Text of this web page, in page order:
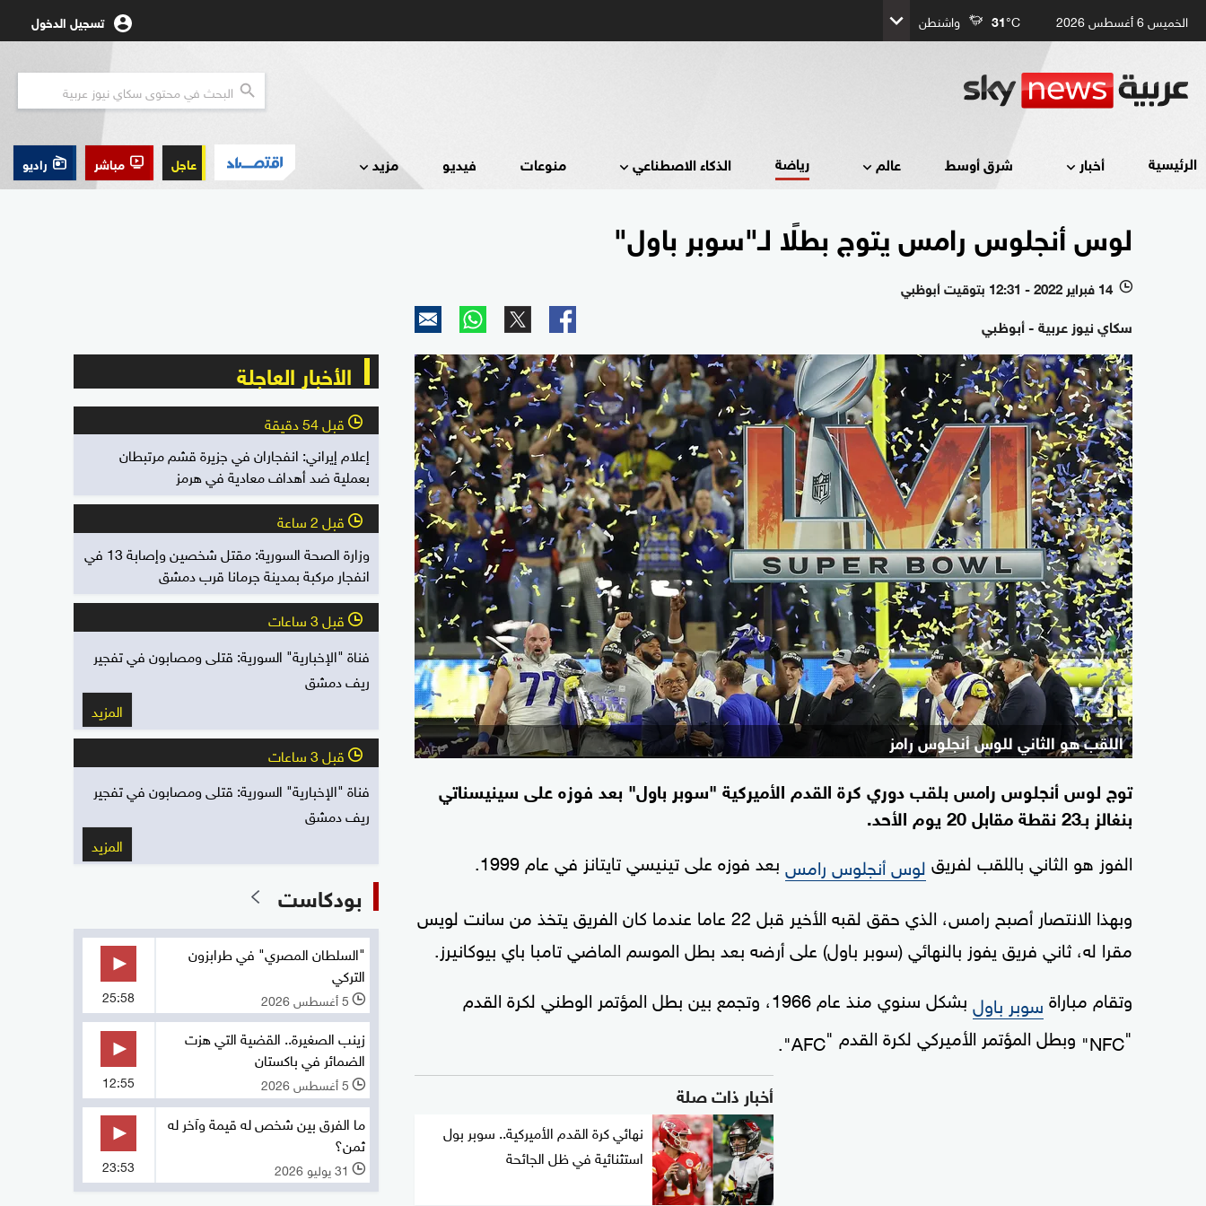
الخميس 6 أغسطس 2026 31°C واشنطن تسجيل الدخول
الرئيسية أخبار شرق أوسط عالم رياضة الذكاء الاصطناعي منوعات فيديو مزيد عاجل مباشر راديو
لوس أنجلوس رامس يتوج بطلًا لـ"سوبر باول"
l 14 فبراير 2022 - 12:31 بتوقيت أبوظبي
سكاي نيوز عربية - أبوظبي
اللقب هو الثاني للوس أنجلوس رامز
توج لوس أنجلوس رامس بلقب دوري كرة القدم الأميركية "سوبر باول" بعد فوزه على سينيسناتي
بنغالز بـ23 نقطة مقابل 20 يوم الأحد.
الفوز هو الثاني باللقب لفريق لوس أنجلوس رامس بعد فوزه على تينيسي تايتانز في عام 1999.
وبهذا الانتصار أصبح رامس، الذي حقق لقبه الأخير قبل 22 عاما عندما كان الفريق يتخذ من سانت لويس
مقرا له، ثاني فريق يفوز بالنهائي (سوبر باول) على أرضه بعد بطل الموسم الماضي تامبا باي بيوكانيرز.
وتقام مباراة سوبر باول
بشكل سنوي منذ عام 1966، وتجمع بين بطل المؤتمر الوطني لكرة القدم
"
NFC" وبطل المؤتمر الأميركي لكرة القدم "AFC".
أخبار ذات صلة
نهائي كرة القدم الأميركية.. سوبر بول
استثنائية في ظل الجائحة
الأخبار العاجلة
l قبل 54 دقيقة
إعلام إيراني: انفجاران في جزيرة قشم مرتبطان
بعملية ضد أهداف معادية في هرمز
l قبل 2 ساعة
وزارة الصحة السورية: مقتل شخصين وإصابة 13 في
انفجار مركبة بمدينة جرمانا قرب دمشق
l قبل 3 ساعات
فناة "الإخبارية" السورية: قتلى ومصابون في تفجير
ريف دمشق
المزيد
l قبل 3 ساعات
فناة "الإخبارية" السورية: قتلى ومصابون في تفجير
ريف دمشق
المزيد
بودكاست
"السلطان المصري" في طرابزون
التركي
l 5 أغسطس 2026 25:58
زينب الصغيرة.. القضية التي هزت
الضمائر في باكستان
l 5 أغسطس 2026 12:55
ما الفرق بين شخص له قيمة وآخر له
ثمن؟
l 31 يوليو 2026 23:53